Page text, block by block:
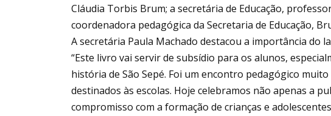
Cláudia Torbis Brum; a secretária de Educação,
coordenadora pedagógica da Secretaria de Educação,
A secretária Paula Machado destacou a importância do
“Este livro vai servir de subsídio para os alunos,
história de São Sepé. Foi um encontro pedagógico
destinados às escolas. Hoje celebramos não apenas a
compromisso com a formação de crianças e